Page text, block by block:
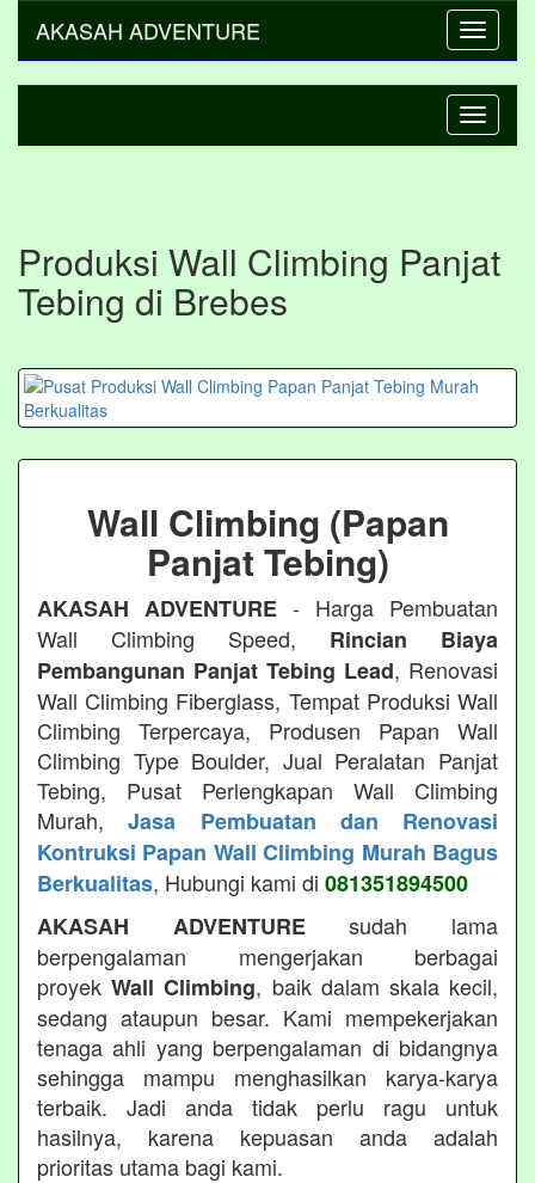
Toggle
AKASAH ADVENTURE
Toggle
Produksi Wall Climbing Panjat
Tebing di Brebes
Wall Climbing (Papan
Panjat Tebing)
AKASAH ADVENTURE - Harga Pembuatan
Wall Climbing Speed, Rincian Biaya
Pembangunan Panjat Tebing Lead, Renovasi
Wall Climbing Fiberglass, Tempat Produksi Wall
Climbing Terpercaya, Produsen Papan Wall
Climbing Type Boulder, Jual Peralatan Panjat
Tebing, Pusat Perlengkapan Wall Climbing
Murah,Jasa Pembuatan dan Renovasi
Kontruksi Papan Wall Climbing Murah Bagus
Berkualitas, Hubungi kami di 081351894500
AKASAH ADVENTUREsudah lama
berpengalaman mengerjakan berbagai
proyekWall Climbing, baik dalam skala kecil,
sedang ataupun besar. Kami mempekerjakan
tenaga ahli yang berpengalaman di bidangnya
sehingga mampu menghasilkan karya-karya
terbaik. Jadi anda tidak perlu ragu untuk
hasilnya, karena kepuasan anda adalah
prioritas utama bagi kami.